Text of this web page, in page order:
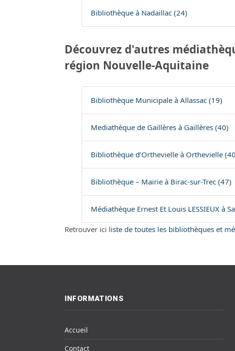
Bibliothèque à Nadaillac (24)
Découvrez d'autres
région Nouvelle-Aquitaine
Bibliothèque Municipale à Allassac (19)
Mediathèque de Gaillères à Gaillères (40)
Bibliothèque d’Orthevielle à Orthevielle
Bibliothèque – Mairie à Birac-sur-Trec (47)
Médiathèque Ernest Et Louis LESSIEUX à
Retrouver ici liste de toutes les bibliothèques et
INFORMATIONS
Accueil
Contact